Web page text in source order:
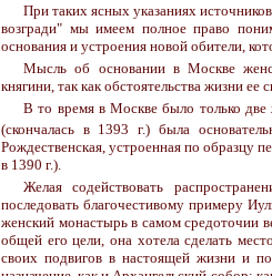
При таких ясных указаниях
возгради" мы имеем полное право
основания и устроения новой обители,
Мысль об основании в Москве
княгини, так как обстоятельства жизни
В то время в Москве было только две
(скончалась в 1393 г.) была
Рождественская, устроенная по образцу
в 1390 г.).
Желая содействовать
последовать благочестивому примеру
женский монастырь в самом средоточии
общей его цели, она хотела сделать
своих подвигов в настоящей жизни и